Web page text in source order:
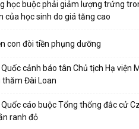
học buộc phải giảm lượng trứng
của học sinh do giá tăng cao
con đòi tiền phụng dưỡng
cảnh báo tân Chủ tịch Hạ viện
thăm Đài Loan
cáo buộc Tổng thống đắc cử
ranh đỏ